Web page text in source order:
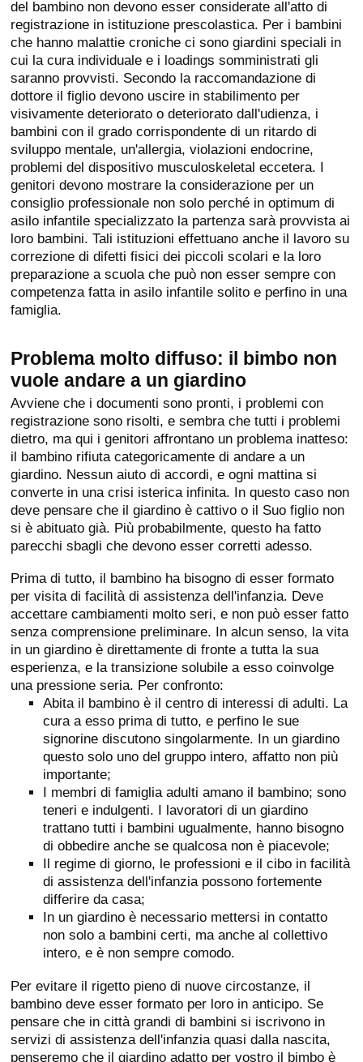
del bambino non devono esser considerate all'atto di
registrazione in istituzione prescolastica. Per i bambini
che hanno malattie croniche ci sono giardini speciali in
cui la cura individuale e i loadings somministrati gli
saranno provvisti. Secondo la raccomandazione di
dottore il figlio devono uscire in stabilimento per
visivamente deteriorato o deteriorato dall'udienza, i
bambini con il grado corrispondente di un ritardo di
sviluppo mentale, un'allergia, violazioni endocrine,
problemi del dispositivo musculoskeletal eccetera. I
genitori devono mostrare la considerazione per un
consiglio professionale non solo perché in optimum di
asilo infantile specializzato la partenza sarà provvista ai
loro bambini. Tali istituzioni effettuano anche il lavoro su
correzione di difetti fisici dei piccoli scolari e la loro
preparazione a scuola che può non esser sempre con
competenza fatta in asilo infantile solito e perfino in una
famiglia.
Problema molto diffuso: il bimbo non
vuole andare a un giardino
Avviene che i documenti sono pronti, i problemi con
registrazione sono risolti, e sembra che tutti i problemi
dietro, ma qui i genitori affrontano un problema inatteso:
il bambino rifiuta categoricamente di andare a un
giardino. Nessun aiuto di accordi, e ogni mattina si
converte in una crisi isterica infinita. In questo caso non
deve pensare che il giardino è cattivo o il Suo figlio non
si è abituato già. Più probabilmente, questo ha fatto
parecchi sbagli che devono esser corretti adesso.
Prima di tutto, il bambino ha bisogno di esser formato
per visita di facilità di assistenza dell'infanzia. Deve
accettare cambiamenti molto seri, e non può esser fatto
senza comprensione preliminare. In alcun senso, la vita
in un giardino è direttamente di fronte a tutta la sua
esperienza, e la transizione solubile a esso coinvolge
una pressione seria. Per confronto:
Abita il bambino è il centro di interessi di adulti. La
cura a esso prima di tutto, e perfino le sue
signorine discutono singolarmente. In un giardino
questo solo uno del gruppo intero, affatto non più
importante;
I membri di famiglia adulti amano il bambino; sono
teneri e indulgenti. I lavoratori di un giardino
trattano tutti i bambini ugualmente, hanno bisogno
di obbedire anche se qualcosa non è piacevole;
Il regime di giorno, le professioni e il cibo in facilità
di assistenza dell'infanzia possono fortemente
differire da casa;
In un giardino è necessario mettersi in contatto
non solo a bambini certi, ma anche al collettivo
intero, e è non sempre comodo.
Per evitare il rigetto pieno di nuove circostanze, il
bambino deve esser formato per loro in anticipo. Se
pensare che in città grandi di bambini si iscrivono in
servizi di assistenza dell'infanzia quasi dalla nascita,
penseremo che il giardino adatto per vostro il bimbo è